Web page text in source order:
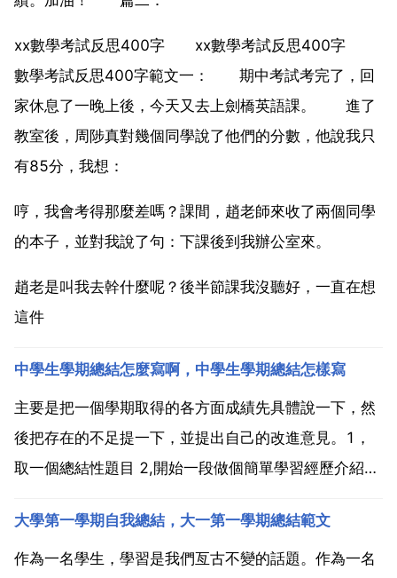
xx數學考試反思400字 xx數學考試反思400字
數學考試反思400字範文一： 期中考試考完了，回
家休息了一晚上後，今天又去上劍橋英語課。 進了
教室後，周陟真對幾個同學說了他們的分數，他說我只
有85分，我想：
哼，我會考得那麼差嗎？課間，趙老師來收了兩個同學
的本子，並對我說了句：下課後到我辦公室來。
趙老是叫我去幹什麼呢？後半節課我沒聽好，一直在想
這件
中學生學期總結怎麼寫啊，中學生學期總結怎樣寫
主要是把一個學期取得的各方面成績先具體說一下，然
後把存在的不足提一下，並提出自己的改進意見。1，
取一個總結性題目 2,開始一段做個簡單學習經歷介紹，
難，怎樣克服的，學到了什麼，感悟到了什麼。注意，
要強調一下老師的作用和同學間合作的精神。4，打算
大學第一學期自我總結，大一第一學期總結範文
作為一名學生，學習是我們亙古不變的話題。作為一名